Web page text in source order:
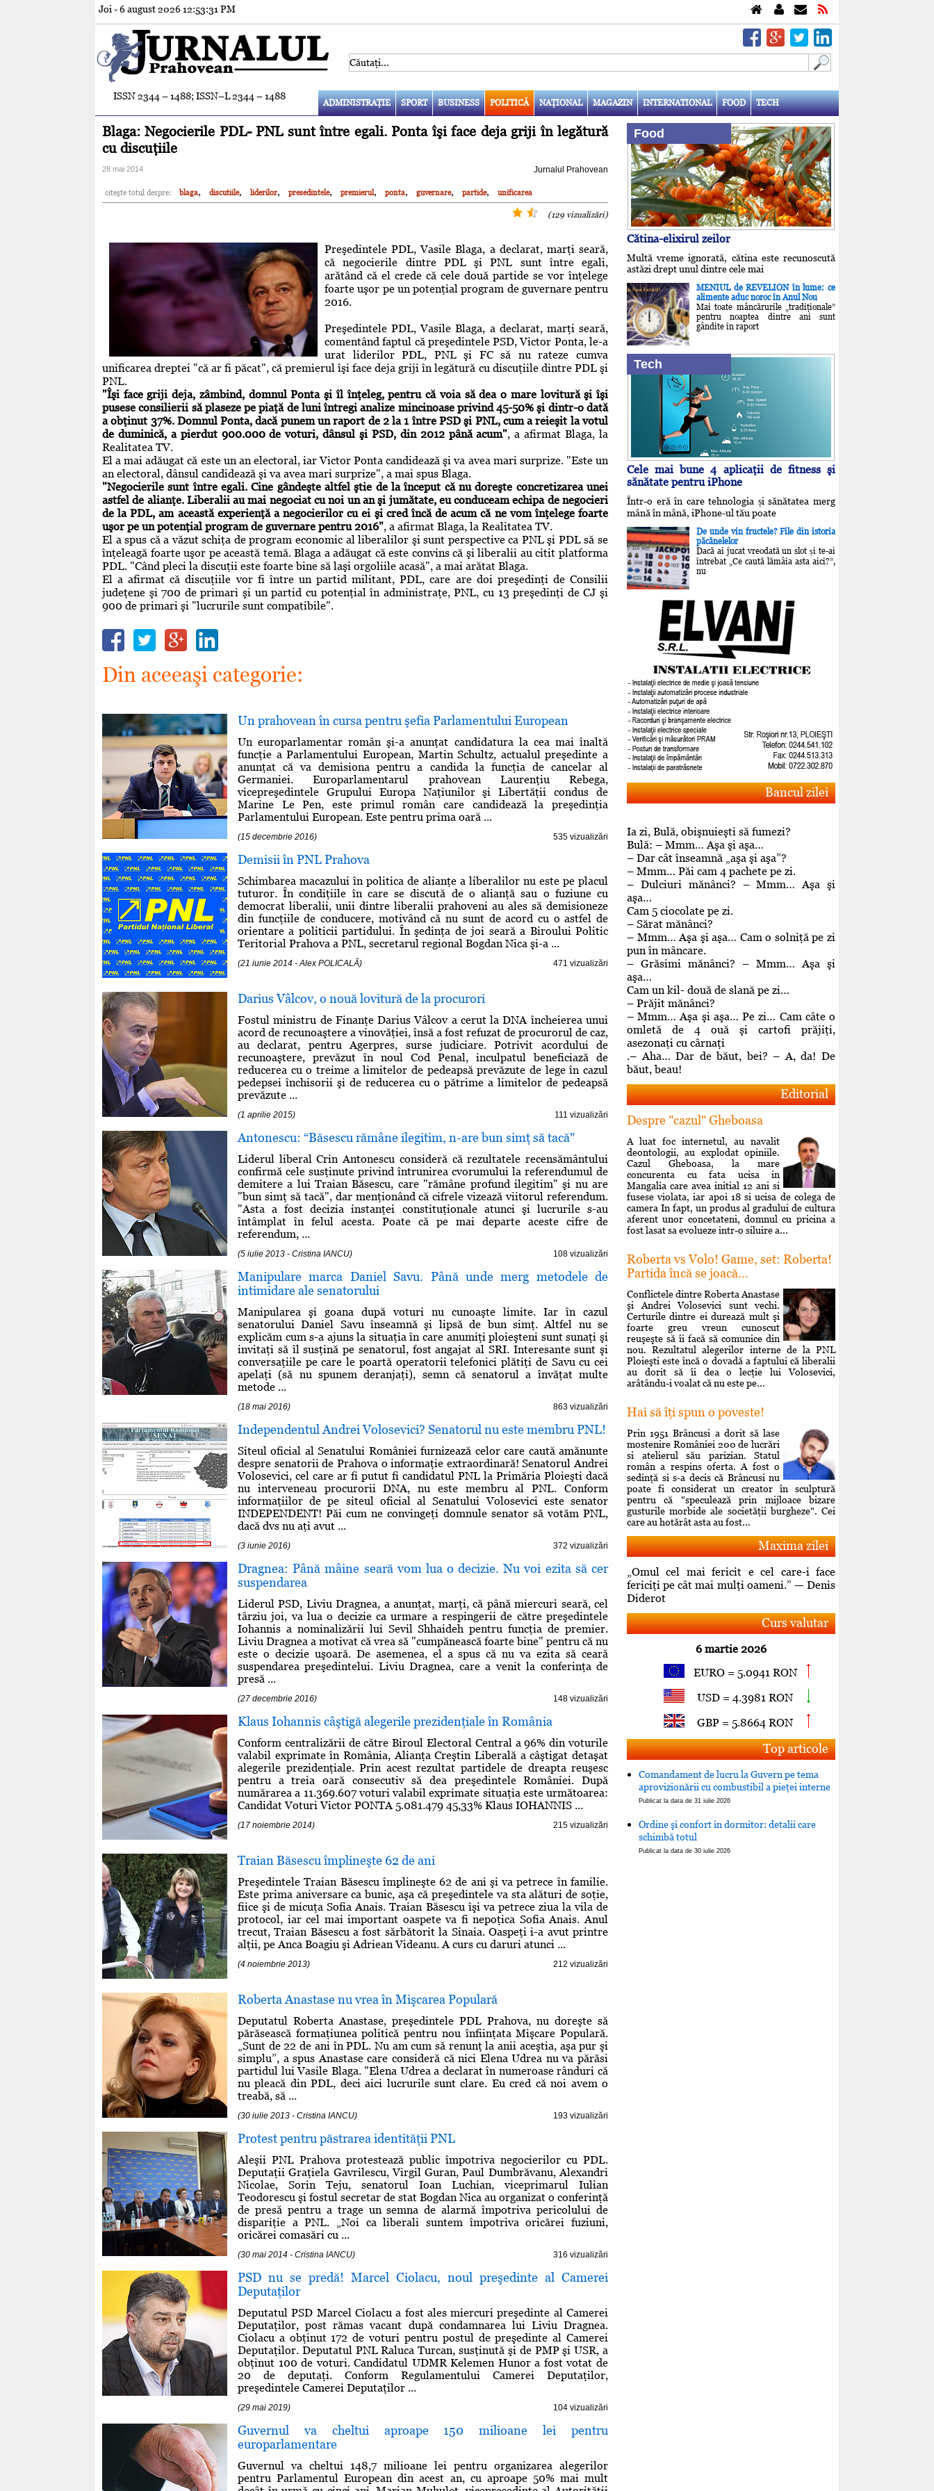
Joi - 6 august 202612:53:33 PM
ISSN 2344 – 1488; ISSN–L 2344 – 1488
ADMINISTRAŢIE SPORT BUSINESS POLITICĂ NAŢIONAL MAGAZIN INTERNATIONAL FOOD TECH
Blaga: Negocierile PDL- PNL sunt între egali. Ponta îşi face deja griji în legătură
cu discuţiile
28 mai 2014 Jurnalul Prahovean
citeşte totul despre: blaga, discutiile, liderilor, presedintele, premierul, ponta, guvernare, partide, unificarea
(129 vizualizări)
Preşedintele PDL, Vasile Blaga, a declarat, marţi seară,
că negocierile dintre PDL şi PNL sunt între egali,
arătând că el crede că cele două partide se vor înţelege
foarte uşor pe un potenţial program de guvernare pentru
2016.
Preşedintele PDL, Vasile Blaga, a declarat, marţi seară,
comentând faptul că preşedintele PSD, Victor Ponta, le-a
urat liderilor PDL, PNL şi FC să nu rateze cumva
unificarea dreptei "că ar fi păcat", că premierul îşi face deja griji în legătură cu discuţiile dintre PDL şi
PNL.
"Îşi face griji deja, zâmbind, domnul Ponta şi îl înţeleg, pentru că voia să dea o mare lovitură şi îşi
pusese consilierii să plaseze pe piaţă de luni întregi analize mincinoase privind 45-50% şi dintr-o dată
a obţinut 37%. Domnul Ponta, dacă punem un raport de 2 la 1 între PSD şi PNL, cum a reieşit la votul
de duminică, a pierdut 900.000 de voturi, dânsul şi PSD, din 2012 până acum", a afirmat Blaga, la
Realitatea TV.
El a mai adăugat că este un an electoral, iar Victor Ponta candidează şi va avea mari surprize. "Este un
an electoral, dânsul candidează şi va avea mari surprize", a mai spus Blaga.
"Negocierile sunt între egali. Cine gândeşte altfel ştie de la început că nu doreşte concretizarea unei
astfel de alianţe. Liberalii au mai negociat cu noi un an şi jumătate, eu conduceam echipa de negocieri
de la PDL, am această experienţă a negocierilor cu ei şi cred încă de acum că ne vom înţelege foarte
uşor pe un potenţial program de guvernare pentru 2016", a afirmat Blaga, la Realitatea TV.
El a spus că a văzut schiţa de program economic al liberalilor şi sunt perspective ca PNL şi PDL să se
înţeleagă foarte uşor pe această temă. Blaga a adăugat că este convins că şi liberalii au citit platforma
PDL. "Când pleci la discuţii este foarte bine să laşi orgoliile acasă", a mai arătat Blaga.
El a afirmat că discuţiile vor fi între un partid militant, PDL, care are doi preşedinţi de Consilii
judeţene şi 700 de primari şi un partid cu potenţial în administraţe, PNL, cu 13 preşedinţi de CJ şi
900 de primari şi "lucrurile sunt compatibile".
Din aceeaşi categorie:
Un prahovean în cursa pentru şefia Parlamentului European
Un europarlamentar român şi-a anunţat candidatura la cea mai înaltă
funcţie a Parlamentului European, Martin Schultz, actualul preşedinte a
anunţat că va demisiona pentru a candida la funcţia de cancelar al
Germaniei. Europarlamentarul prahovean Laurenţiu Rebega,
vicepreşedintele Grupului Europa Naţiunilor şi Libertăţii condus de
Marine Le Pen, este primul român care candidează la preşedinţia
Parlamentului European. Este pentru prima oară ...
(15 decembrie 2016) 535 vizualizări
Demisii în PNL Prahova
Schimbarea macazului în politica de alianţe a liberalilor nu este pe placul
tuturor. În condiţiile în care se discută de o alianţă sau o fuziune cu
democrat liberalii, unii dintre liberalii prahoveni au ales să demisioneze
din funcţiile de conducere, motivând că nu sunt de acord cu o astfel de
orientare a politicii partidului. În şedinţa de joi seară a Biroului Politic
Teritorial Prahova a PNL, secretarul regional Bogdan Nica şi-a ...
(21 iunie 2014 - Alex POLICALĂ) 471 vizualizări
Darius Vâlcov, o nouă lovitură de la procurori
Fostul ministru de Finanţe Darius Vâlcov a cerut la DNA încheierea unui
acord de recunoaştere a vinovăţiei, însă a fost refuzat de procurorul de caz,
au declarat, pentru Agerpres, surse judiciare. Potrivit acordului de
recunoaştere, prevăzut în noul Cod Penal, inculpatul beneficiază de
reducerea cu o treime a limitelor de pedeapsă prevăzute de lege în cazul
pedepsei închisorii şi de reducerea cu o pătrime a limitelor de pedeapsă
prevăzute ...
(1 aprilie 2015) 111 vizualizări
Antonescu: “Băsescu rămâne ilegitim, n-are bun simţ să tacă"
Liderul liberal Crin Antonescu consideră că rezultatele recensământului
confirmă cele susţinute privind întrunirea cvorumului la referendumul de
demitere a lui Traian Băsescu, care "rămâne profund ilegitim" şi nu are
"bun simţ să tacă", dar menţionând că cifrele vizează viitorul referendum.
"Asta a fost decizia instanţei constituţionale atunci şi lucrurile s-au
întâmplat în felul acesta. Poate că pe mai departe aceste cifre de
referendum, ...
(5 iulie 2013 - Cristina IANCU) 108 vizualizări
Manipulare marca Daniel Savu. Până unde merg metodele de
intimidare ale senatorului
Manipularea şi goana după voturi nu cunoaşte limite. Iar în cazul
senatorului Daniel Savu înseamnă şi lipsă de bun simţ. Altfel nu se
explicăm cum s-a ajuns la situaţia în care anumiţi ploieşteni sunt sunaţi şi
invitaţi să îl susţină pe senatorul, fost angajat al SRI. Interesante sunt şi
conversaţiile pe care le poartă operatorii telefonici plătiţi de Savu cu cei
apelaţi (să nu spunem deranjaţi), semn că senatorul a învăţat multe
metode ...
(18 mai 2016) 863 vizualizări
Independentul Andrei Volosevici? Senatorul nu este membru PNL!
Siteul oficial al Senatului României furnizează celor care caută amănunte
despre senatorii de Prahova o informaţie extraordinară! Senatorul Andrei
Volosevici, cel care ar fi putut fi candidatul PNL la Primăria Ploieşti dacă
nu interveneau procurorii DNA, nu este membru al PNL. Conform
informaţiilor de pe siteul oficial al Senatului Volosevici este senator
INDEPENDENT! Păi cum ne convingeţi domnule senator să votăm PNL,
dacă dvs nu aţi avut ...
(3 iunie 2016) 372 vizualizări
Dragnea: Până mâine seară vom lua o decizie. Nu voi ezita să cer
suspendarea
Liderul PSD, Liviu Dragnea, a anunţat, marţi, că până miercuri seară, cel
târziu joi, va lua o decizie ca urmare a respingerii de către preşedintele
Iohannis a nominalizării lui Sevil Shhaideh pentru funcţia de premier.
Liviu Dragnea a motivat că vrea să "cumpănească foarte bine" pentru că nu
este o decizie uşoară. De asemenea, el a spus că nu va ezita să ceară
suspendarea preşedintelui. Liviu Dragnea, care a venit la conferinţa de
presă ...
(27 decembrie 2016) 148 vizualizări
Klaus Iohannis câştigă alegerile prezidenţiale în România
Conform centralizării de către Biroul Electoral Central a 96% din voturile
valabil exprimate în România, Alianţa Creştin Liberală a câştigat detaşat
alegerile prezidenţiale. Prin acest rezultat partidele de dreapta reuşesc
pentru a treia oară consecutiv să dea preşedintele României. După
numărarea a 11.369.607 voturi valabil exprimate situaţia este următoarea:
Candidat Voturi Victor PONTA 5.081.479 45,33% Klaus IOHANNIS ...
(17 noiembrie 2014) 215 vizualizări
Traian Băsescu împlineşte 62 de ani
Preşedintele Traian Băsescu împlineşte 62 de ani şi va petrece în familie.
Este prima aniversare ca bunic, aşa că preşedintele va sta alături de soţie,
fiice şi de micuţa Sofia Anais. Traian Băsescu îşi va petrece ziua la vila de
protocol, iar cel mai important oaspete va fi nepoţica Sofia Anais. Anul
trecut, Traian Băsescu a fost sărbătorit la Sinaia. Oaspeţi i-a avut printre
alţii, pe Anca Boagiu şi Adriean Videanu. A curs cu daruri atunci ...
(4 noiembrie 2013) 212 vizualizări
Roberta Anastase nu vrea în Mişcarea Populară
Deputatul Roberta Anastase, preşedintele PDL Prahova, nu doreşte să
părăsească formaţiunea politică pentru nou înfiinţata Mişcare Populară.
„Sunt de 22 de ani în PDL. Nu am cum să renunţ la anii aceştia, aşa pur şi
simplu”, a spus Anastase care consideră că nici Elena Udrea nu va părăsi
partidul lui Vasile Blaga. "Elena Udrea a declarat în numeroase rânduri că
nu pleacă din PDL, deci aici lucrurile sunt clare. Eu cred că noi avem o
treabă, să ...
(30 iulie 2013 - Cristina IANCU) 193 vizualizări
Protest pentru păstrarea identităţii PNL
Aleşii PNL Prahova protestează public împotriva negocierilor cu PDL.
Deputaţii Graţiela Gavrilescu, Virgil Guran, Paul Dumbrăvanu, Alexandri
Nicolae, Sorin Teju, senatorul Ioan Luchian, viceprimarul Iulian
Teodorescu şi fostul secretar de stat Bogdan Nica au organizat o conferinţă
de presă pentru a trage un semna de alarmă împotriva pericolului de
dispariţie a PNL. „Noi ca liberali suntem împotriva oricărei fuziuni,
oricărei comasări cu ...
(30 mai 2014 - Cristina IANCU) 316 vizualizări
PSD nu se predă! Marcel Ciolacu, noul preşedinte al Camerei
Deputaţilor
Deputatul PSD Marcel Ciolacu a fost ales miercuri preşedinte al Camerei
Deputaţilor, post rămas vacant după condamnarea lui Liviu Dragnea.
Ciolacu a obţinut 172 de voturi pentru postul de preşedinte al Camerei
Deputaţilor. Deputatul PNL Raluca Turcan, susţinută şi de PMP şi USR, a
obţinut 100 de voturi. Candidatul UDMR Kelemen Hunor a fost votat de
20 de deputaţi. Conform Regulamentului Camerei Deputaţilor,
preşedintele Camerei Deputaţilor ...
(29 mai 2019) 104 vizualizări
Guvernul va cheltui aproape 150 milioane lei pentru
europarlamentare
Guvernul va cheltui 148,7 milioane lei pentru organizarea alegerilor
pentru Parlamentul European din acest an, cu aproape 50% mai mult
Food
Cătina-elixirul zeilor
Multă vreme ignorată, cătina este recunoscută
astăzi drept unul dintre cele mai
MENIUL de REVELION în lume: ce
alimente aduc noroc în Anul Nou
Mai toate mâncărurile „tradiţionale”
pentru noaptea dintre ani sunt
gândite în raport
Tech
Cele mai bune 4 aplicaţii de fitness şi
sănătate pentru iPhone
Într-o eră în care tehnologia și sănătatea merg
mână în mână, iPhone-ul tău poate
De unde vin fructele? File din istoria
păcănelelor
Dacă ai jucat vreodată un slot și te-ai
întrebat „Ce caută lămâia asta aici?”,
nu
Bancul zilei
Ia zi, Bulă, obişnuieşti să fumezi?
Bulă: – Mmm… Aşa şi aşa…
– Dar cât înseamnă „aşa şi aşa”?
– Mmm… Păi cam 4 pachete pe zi.
– Dulciuri mănânci? – Mmm… Aşa şi
aşa…
Cam 5 ciocolate pe zi.
– Sărat mănânci?
– Mmm… Aşa şi aşa… Cam o solniţă pe zi
pun în mâncare.
– Grăsimi mănânci? – Mmm… Aşa şi
aşa…
Cam un kil- două de slană pe zi…
– Prăjit mănânci?
– Mmm… Aşa şi aşa… Pe zi… Cam câte o
omletă de 4 ouă şi cartofi prăjiţi,
asezonaţi cu cârnaţi
.– Aha… Dar de băut, bei? – A, da! De
băut, beau!
Editorial
Despre "cazul" Gheboasa
A luat foc internetul, au navalit
deontologii, au explodat opiniile.
Cazul Gheboasa, la mare
concurenta cu fata ucisa in
Mangalia care avea initial 12 ani si
fusese violata, iar apoi 18 si ucisa de colega de
camera In fapt, un produs al gradului de cultura
aferent unor concetateni, domnul cu pricina a
fost lasat sa evolueze intr-o siluire a...
Roberta vs Volo! Game, set: Roberta!
Partida încă se joacă...
Conflictele dintre Roberta Anastase
şi Andrei Volosevici sunt vechi.
Certurile dintre ei durează mult şi
foarte greu vreun cunoscut
reuşeşte să îi facă să comunice din
nou. Rezultatul alegerilor interne de la PNL
Ploieşti este încă o dovadă a faptului că liberalii
au dorit să îi dea o lecţie lui Volosevici,
arâtându-i voalat că nu este pe...
Hai să îţi spun o poveste!
Prin 1951 Brâncusi a dorit să lase
mostenire României 200 de lucrări
si atelierul său parizian. Statul
român a respins oferta. A fost o
sedinţă si s-a decis că Brâncusi nu
poate fi considerat un creator în sculptură
pentru că "speculează prin mijloace bizare
gusturile morbide ale societăţii burgheze". Cei
care au hotărât asta au fost...
Maxima zilei
„Omul cel mai fericit e cel care-i face
fericiţi pe cât mai mulţi oameni.” — Denis
Diderot
Curs valutar
6 martie 2026
EURO = 5.0941 RON
USD = 4.3981 RON
GBP = 5.8664 RON
Top articole
Comandament de lucru la Guvern pe tema
aprovizionării cu combustibil a pieţei interne
Publicat la data de 31 iulie 2026
Ordine şi confort in dormitor: detalii care
schimbă totul
Publicat la data de 30 iulie 2026